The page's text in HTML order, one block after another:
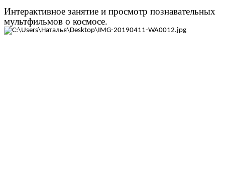
Интерактивное занятие и просмотр познавательных
мультфильмов о космосе.